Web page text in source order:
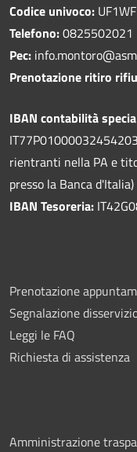
Codice univoco:
Telefono:0825502021
Pec:
Prenotazione ritiro
IBAN contabilità
rientranti nella PA e
presso la Banca d'Italia)
IBAN Tesoreria:
Prenotazione
Segnalazione
Leggi le FAQ
Richiesta di assistenza
Amministrazione